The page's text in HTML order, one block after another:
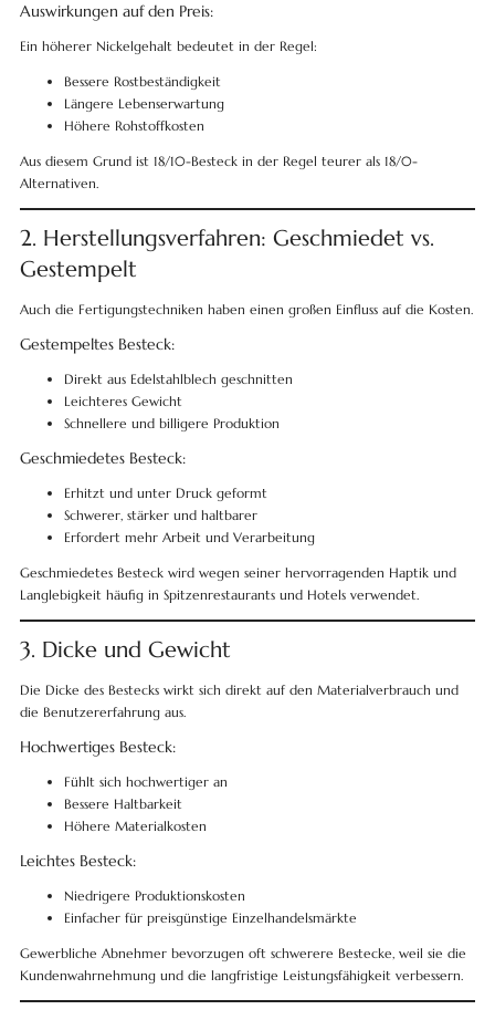
Auswirkungen auf den Preis:
Ein höherer Nickelgehalt bedeutet in der Regel:
Bessere Rostbeständigkeit
Längere Lebenserwartung
Höhere Rohstoffkosten
Aus diesem Grund ist 18/10-Besteck in der Regel teurer als 18/0-
Alternativen.
2. Herstellungsverfahren: Geschmiedet vs.
Gestempelt
Auch die Fertigungstechniken haben einen großen Einfluss auf die Kosten.
Gestempeltes Besteck:
Direkt aus Edelstahlblech geschnitten
Leichteres Gewicht
Schnellere und billigere Produktion
Geschmiedetes Besteck:
Erhitzt und unter Druck geformt
Schwerer, stärker und haltbarer
Erfordert mehr Arbeit und Verarbeitung
Geschmiedetes Besteck wird wegen seiner hervorragenden Haptik und
Langlebigkeit häufig in Spitzenrestaurants und Hotels verwendet.
3. Dicke und Gewicht
Die Dicke des Bestecks wirkt sich direkt auf den Materialverbrauch und
die Benutzererfahrung aus.
Hochwertiges Besteck:
Fühlt sich hochwertiger an
Bessere Haltbarkeit
Höhere Materialkosten
Leichtes Besteck:
Niedrigere Produktionskosten
Einfacher für preisgünstige Einzelhandelsmärkte
Gewerbliche Abnehmer bevorzugen oft schwerere Bestecke, weil sie die
Kundenwahrnehmung und die langfristige Leistungsfähigkeit verbessern.